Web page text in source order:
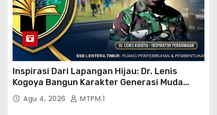
Inspirasi Dari Lapangan Hijau: Dr. Lenis
Kogoya Bangun Karakter Generasi Muda
PapuaAgu 4, 2026 MTPM.1